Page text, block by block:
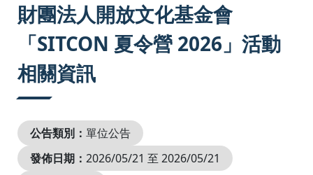
財團法人開放文化基金會
「SITCON 夏令營 2026」活動
相關資訊
公告類別： 單位公告
發佈日期： 2026/05/21 至 2026/05/21